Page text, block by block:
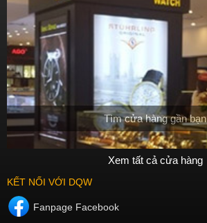
Tìm cửa hàng gần bạn
Xem tất cả cửa hàng
KẾT NỐI VỚI DQW
Fanpage Facebook